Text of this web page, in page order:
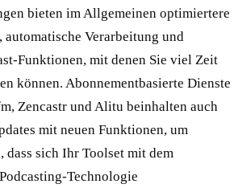
bieten im Allgemeinen optimiertere
automatische Verarbeitung und
Funktionen, mit denen Sie viel Zeit
können. Abonnementbasierte Dienste
Zencastr und Alitu beinhalten auch
mit neuen Funktionen, um
dass sich Ihr Toolset mit dem
Technologie